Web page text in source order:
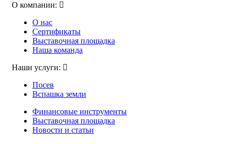
О компании:
О нас
Сертификаты
Выставочная площадка
Наша команда
Наши услуги:
Посев
Вспашка земли
Финансовые инструменты
Выставочная площадка
Новости и статьи